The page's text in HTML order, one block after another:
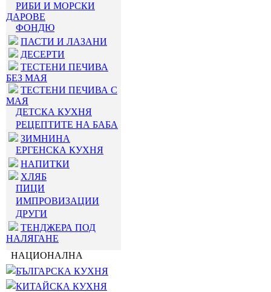
РИБИ И МОРСКИ
ДАРОВЕ
ФОНДЮ
ПАСТИ И ЛАЗАНИ
ДЕСЕРТИ
ТЕСТЕНИ ПЕЧИВА
БЕЗ МАЯ
ТЕСТЕНИ ПЕЧИВА С
МАЯ
ДЕТСКА КУХНЯ
РЕЦЕПТИТЕ НА БАБА
ЗИМНИНА
ЕРГЕНСКА КУХНЯ
НАПИТКИ
ХЛЯБ
ПИЦИ
ИМПРОВИЗАЦИИ
ДРУГИ
ТЕНДЖЕРА ПОД
НАЛЯГАНЕ
НАЦИОНАЛНА
БЪЛГАРСКА КУХНЯ
КИТАЙСКА КУХНЯ